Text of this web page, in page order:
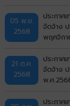
05 พ.ย.
2568
ประกาศ
จัดจ้าง
พฤศจิก
21 ต.ค.
2568
ประกาศ
จัดจ้าง
พ.ศ
ประกาศ